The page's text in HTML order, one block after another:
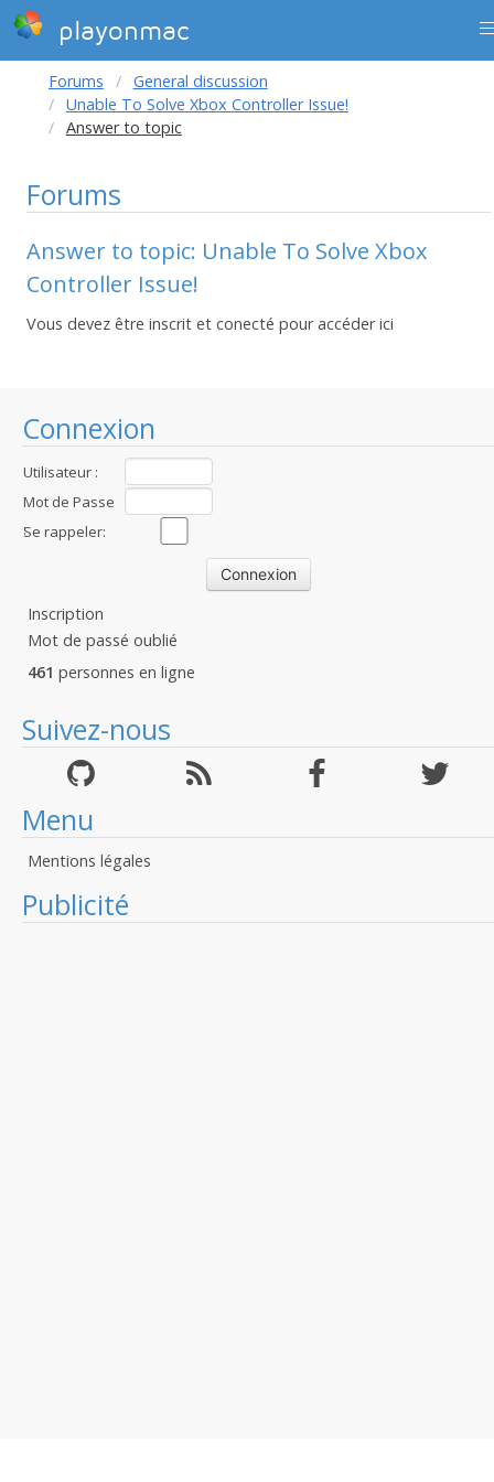
playonmac
Connexion
Utilisateur :
Mot de Passe
:Se rappeler:
Inscription
Mot de passé oublié
461 personnes en ligne
Suivez-nous
Menu
Mentions légales
Publicité
Forums
General discussion
Unable To Solve Xbox Controller Issue!
Answer to topic
Forums
Answer to topic: Unable To Solve Xbox
Controller Issue!
Vous devez être inscrit et conecté pour accéder ici